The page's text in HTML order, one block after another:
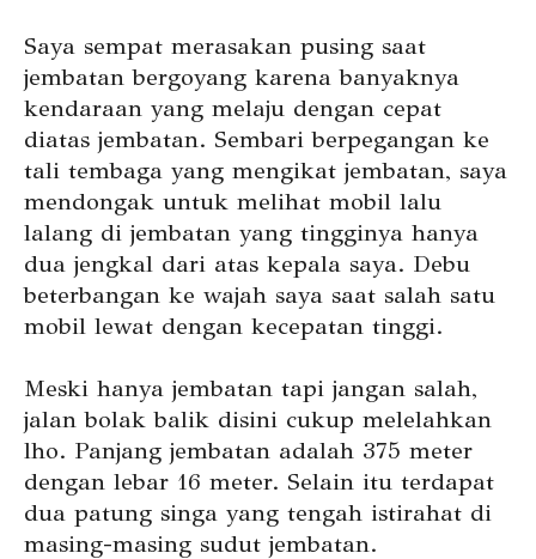
Saya sempat merasakan pusing saat
jembatan bergoyang karena banyaknya
kendaraan yang melaju dengan cepat
diatas jembatan. Sembari berpegangan ke
tali tembaga yang mengikat jembatan, saya
mendongak untuk melihat mobil lalu
lalang di jembatan yang tingginya hanya
dua jengkal dari atas kepala saya. Debu
beterbangan ke wajah saya saat salah satu
mobil lewat dengan kecepatan tinggi.
Meski hanya jembatan tapi jangan salah,
jalan bolak balik disini cukup melelahkan
lho. Panjang jembatan adalah 375 meter
dengan lebar 16 meter. Selain itu terdapat
dua patung singa yang tengah istirahat di
masing-masing sudut jembatan.